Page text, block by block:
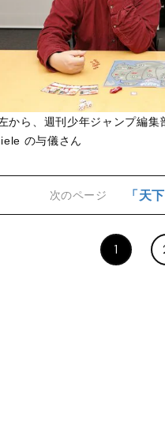
から、週刊少年ジャンプ編
の与儀さん
次のページ 「天
1